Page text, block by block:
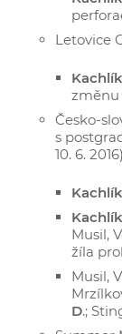
Letovice
změnu
Česko-
s
10. 6. 2016)
Musil,
žíla
Musil,
D.;